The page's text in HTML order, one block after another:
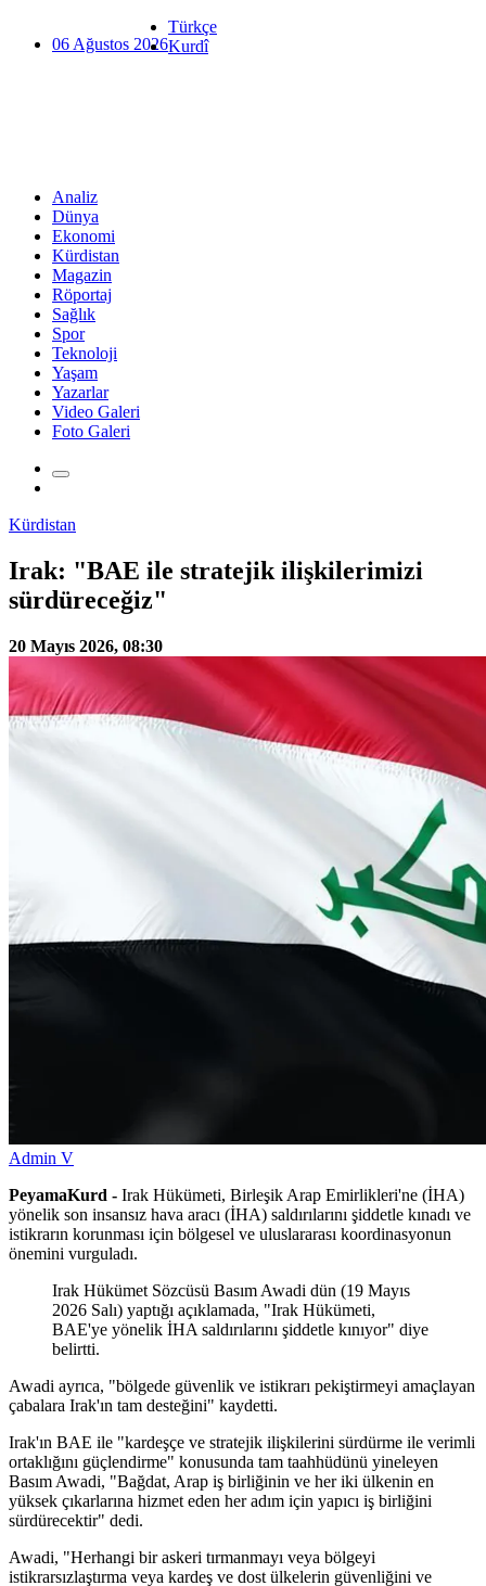
06 Ağustos 2026
Türkçe
Kurdî
Analiz
Dünya
Ekonomi
Kürdistan
Magazin
Röportaj
Sağlık
Spor
Teknoloji
Yaşam
Yazarlar
Video Galeri
Foto Galeri
Kürdistan
Irak: "BAE ile stratejik ilişkilerimizi
sürdüreceğiz"
20 Mayıs 2026, 08:30
Admin V
PeyamaKurd - Irak Hükümeti, Birleşik Arap Emirlikleri'ne (İHA)
yönelik son insansız hava aracı (İHA) saldırılarını şiddetle kınadı ve
istikrarın korunması için bölgesel ve uluslararası koordinasyonun
önemini vurguladı.
Irak Hükümet Sözcüsü Basım Awadi dün (19 Mayıs
2026 Salı) yaptığı açıklamada, "Irak Hükümeti,
BAE'ye yönelik İHA saldırılarını şiddetle kınıyor" diye
belirtti.
Awadi ayrıca, "bölgede güvenlik ve istikrarı pekiştirmeyi amaçlayan
çabalara Irak'ın tam desteğini" kaydetti.
Irak'ın BAE ile "kardeşçe ve stratejik ilişkilerini sürdürme ile verimli
ortaklığını güçlendirme" konusunda tam taahhüdünü yineleyen
Basım Awadi, "Bağdat, Arap iş birliğinin ve her iki ülkenin en
yüksek çıkarlarına hizmet eden her adım için yapıcı iş birliğini
sürdürecektir" dedi.
Awadi, "Herhangi bir askeri tırmanmayı veya bölgeyi
istikrarsızlaştırma veya kardeş ve dost ülkelerin güvenliğini ve